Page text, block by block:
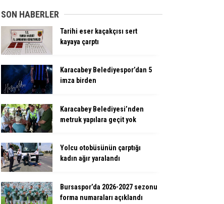
SON HABERLER
Tarihi eser kaçakçısı sert
kayaya çarptı
Karacabey Belediyespor’dan 5
imza birden
Karacabey Belediyesi’nden
metruk yapılara geçit yok
Yolcu otobüsünün çarptığı
kadın ağır yaralandı
Bursaspor’da 2026-2027 sezonu
forma numaraları açıklandı